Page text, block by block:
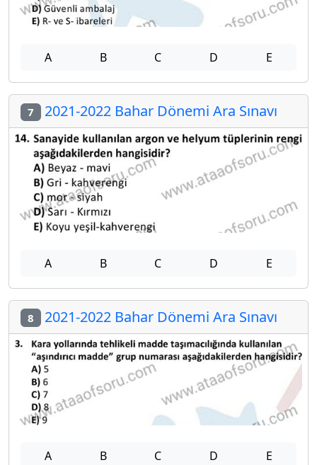
A B C D E
7 2021-2022 Bahar Dönemi Ara Sınavı
A B C D E
8 2021-2022 Bahar Dönemi Ara Sınavı
A B C D E